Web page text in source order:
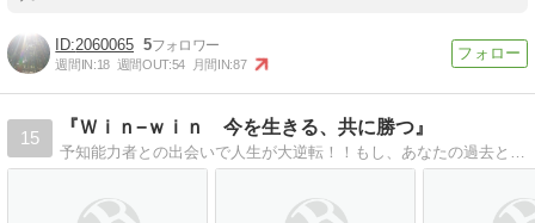
2060065 5
週間IN:18 週間OUT:54 月間IN:87
15
『Ｗｉｎ−ｗｉｎ 今を生きる、共に勝つ』
予知能力者との出会いで人生が大逆転！！もし、あなたの過去と未来を知る者が現れたら？幸せな心とお金の気づきをあなたに！